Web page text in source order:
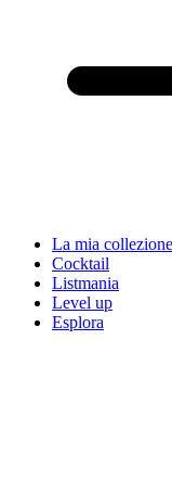
La mia collezione
Cocktail
Listmania
Level up
Esplora